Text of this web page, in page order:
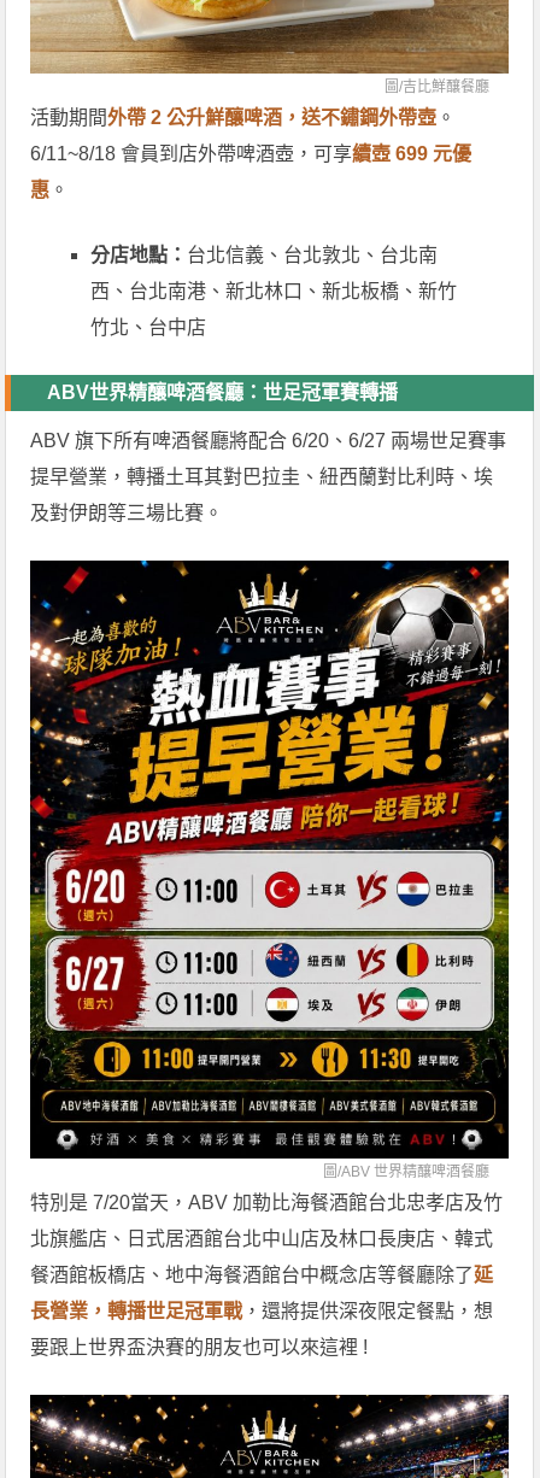
圖/吉比鮮釀餐廳
活動期間外帶 2 公升鮮釀啤酒，送不鏽鋼外帶壺 。
6/11~8/18 會員到店外帶啤酒壺，可享續壺 699 元優
惠 。
分店地點： 台北信義、台北敦北、台北南
西、台北南港、新北林口、新北板橋、新竹
竹北、台中店
ABV世界精釀啤酒餐廳：世足冠軍賽轉播
ABV 旗下所有啤酒餐廳將配合 6/20、6/27 兩場世足賽事
提早營業，轉播土耳其對巴拉圭、紐西蘭對比利時、埃
及對伊朗等三場比賽。
圖/ABV 世界精釀啤酒餐廳
特別是 7/20當天，ABV 加勒比海餐酒館台北忠孝店及竹
北旗艦店、日式居酒館台北中山店及林口長庚店、韓式
餐酒館板橋店、地中海餐酒館台中概念店等餐廳除了延
長營業，轉播世足冠軍戰，還將提供深夜限定餐點，想
要跟上世界盃決賽的朋友也可以來這裡 !